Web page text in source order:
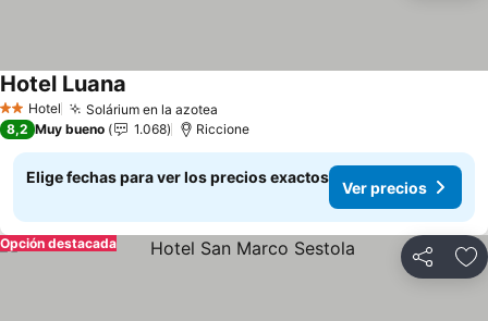
2 Estrellas
Hotel Solárium en la azotea
Hotel Luana
8,2 Muy bueno 1.068 Riccione
Elige fechas para ver los precios exactos
Ver precios
Compartir
Opción destacada